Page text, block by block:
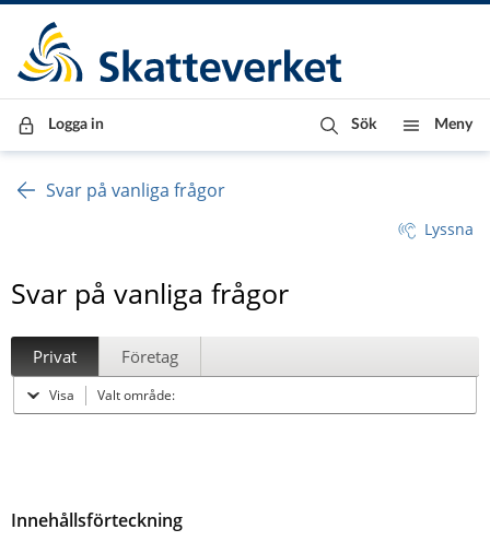
Till innehåll
Till navigationen
Till chattrobot
Logga in Sök Meny
Svar på vanliga frågor
Lyssna
Svar på vanliga frågor
Privat Företag
Visa Valt område:
Innehållsförteckning